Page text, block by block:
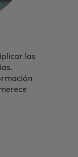
las